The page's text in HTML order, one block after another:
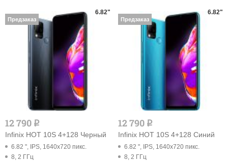
12 790 q
Infinix HOT 10S 4+128 Черный
6.82 ", IPS, 1640x720 пикс.
8, 2 ГГц
6.82"
Предзаказ
12 790 q
Infinix HOT 10S 4+128 Синий
6.82 ", IPS, 1640x720 пикс.
8, 2 ГГц
6.82"
Предзаказ